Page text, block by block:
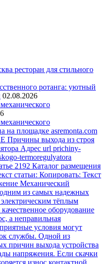
ресторан для стильного
ротанга: уютный
02.08.2026
на площадке asremonta.com
Причины выхода из строя
Адрес url prichiny-
termoregulyatora
2192 Каталог размещения
статьи: Копировать: Текст
Механический
одним из самых надежных
тёплым
оборудование
а неправильная
условия могут
службы. Одной из
причин выхода устройства
напряжения. Если скачки
износ контактной